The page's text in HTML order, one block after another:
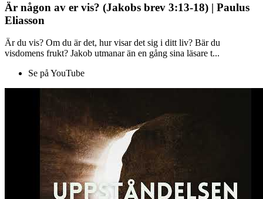
Är någon av er vis? (Jakobs brev 3:13-18) | Paulus
Eliasson
Är du vis? Om du är det, hur visar det sig i ditt liv? Bär du
visdomens frukt? Jakob utmanar än en gång sina läsare t...
Se på YouTube